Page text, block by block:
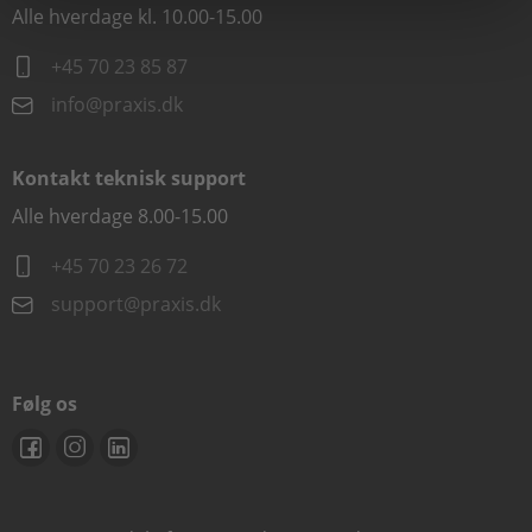
Alle hverdage kl. 10.00-15.00
+45 70 23 85 87
info@praxis.dk
Kontakt teknisk support
Alle hverdage 8.00-15.00
+45 70 23 26 72
support@praxis.dk
Følg os